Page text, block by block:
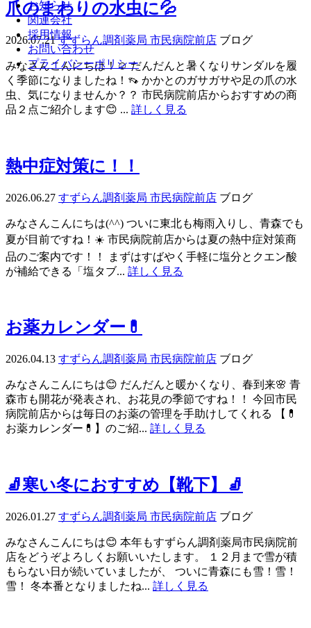
お知らせ
関連会社
採用情報
お問い合わせ
プライバシーポリシー
爪のまわりの水虫に💦
2026.07.21すずらん調剤薬局 市民病院前店 ブログ
みなさんこんにちは！☺️ だんだんと暑くなりサンダルを履
く季節になりましたね！👡 かかとのガサガサや足の爪の水
虫、気になりませんか？？ 市民病院前店からおすすめの商
品２点ご紹介します😊 ... 詳しく見る
熱中症対策に！！
2026.06.27 すずらん調剤薬局 市民病院前店 ブログ
みなさんこんにちは(^^) ついに東北も梅雨入りし、青森でも
夏が目前ですね！☀️ 市民病院前店からは夏の熱中症対策商
品のご案内です！！ まずはすばやく手軽に塩分とクエン酸
が補給できる「塩タブ... 詳しく見る
お薬カレンダー💊
2026.04.13 すずらん調剤薬局 市民病院前店 ブログ
みなさんこんにちは😊 だんだんと暖かくなり、春到来🌸 青
森市も開花が発表され、お花見の季節ですね！！ 今回市民
病院前店からは毎日のお薬の管理を手助けしてくれる 【💊
お薬カレンダー💊】のご紹... 詳しく見る
🧦寒い冬におすすめ【靴下】🧦
2026.01.27 すずらん調剤薬局 市民病院前店 ブログ
みなさんこんにちは😊 本年もすずらん調剤薬局市民病院前
店をどうぞよろしくお願いいたします。 １２月まで雪が積
もらない日が続いていましたが、 ついに青森にも雪！雪！
雪！ 冬本番となりましたね... 詳しく見る